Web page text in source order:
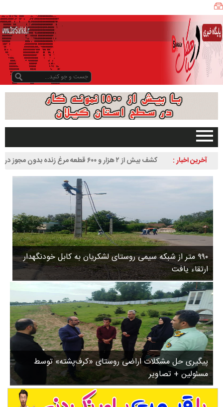
صفحه اصلی
دیلمان
روستاها
ورزشی
سیاسی
چندرسانه ای
مسیر گردشگری دیلمان
درباره ما
آخرین اخبار :
کشف بیش از ۲ هزار و ۶۰۰ قطعه مرغ زنده بدون مجوز در
سیاهکل
۹۹۰ متر از شبکه سیمی روستای لشکریان به کابل خودنگهدار
ارتقاء یافت
پیگیری حل مشکلات اراضی روستای «کرف‌پشته» توسط
مسئولین + تصاویر
ا
ه
ک
ل
ز
و
د
و
د
س
۱
۳
۵
۸
ب
ا
ز
ن
ش
س
ت
ش
د
.